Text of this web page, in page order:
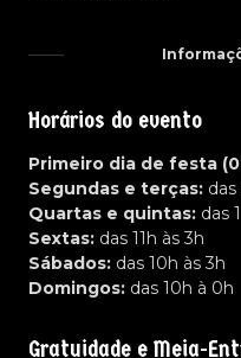
Horários do evento
Primeiro dia de festa
Segundas e terças: das
Quartas e quintas: das
Sextas: das 11h às 3h
Sábados: das 10h às 3h
Domingos: das 10h à 0h
Gratuidade e Meia-